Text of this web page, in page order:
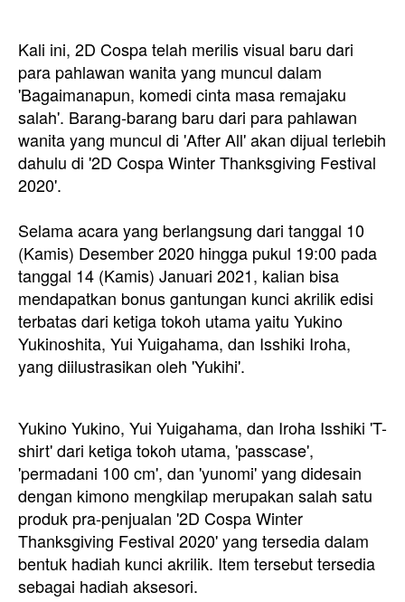
Kali ini, 2D Cospa telah merilis visual baru dari
para pahlawan wanita yang muncul dalam
'Bagaimanapun, komedi cinta masa remajaku
salah'. Barang-barang baru dari para pahlawan
wanita yang muncul di 'After All' akan dijual terlebih
dahulu di '2D Cospa Winter Thanksgiving Festival
2020'.
Selama acara yang berlangsung dari tanggal 10
(Kamis) Desember 2020 hingga pukul 19:00 pada
tanggal 14 (Kamis) Januari 2021, kalian bisa
mendapatkan bonus gantungan kunci akrilik edisi
terbatas dari ketiga tokoh utama yaitu Yukino
Yukinoshita, Yui Yuigahama, dan Isshiki Iroha,
yang diilustrasikan oleh 'Yukihi'.
Yukino Yukino, Yui Yuigahama, dan Iroha Isshiki 'T-
shirt' dari ketiga tokoh utama, 'passcase',
'permadani 100 cm', dan 'yunomi' yang didesain
dengan kimono mengkilap merupakan salah satu
produk pra-penjualan '2D Cospa Winter
Thanksgiving Festival 2020' yang tersedia dalam
bentuk hadiah kunci akrilik. Item tersebut tersedia
sebagai hadiah aksesori.